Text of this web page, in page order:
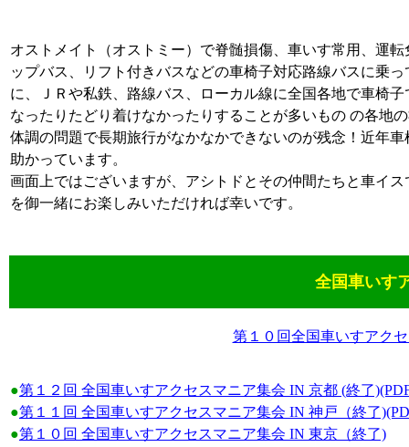
オストメイト（オストミー）で脊髄損傷、車いす常用、運
ップバス、リフト付きバスなどの車椅子対応路線バスに乗
に、ＪＲや私鉄、路線バス、ローカル線に全国各地で車椅
なったりたどり着けなかったりすることが多いもの の各地
体調の問題で長期旅行がなかなかできないのが残念！近年
助かっています。
画面上ではございますが、アシトドとその仲間たちと車イ
を御一緒にお楽しみいただければ幸いです。
全国車いす
第１０回全国車いすアク
●第１２回 全国車いすアクセスマニア集会 IN 京都 (終了
●第１１回 全国車いすアクセスマニア集会 IN 神戸（終了
●第１０回 全国車いすアクセスマニア集会 IN 東京（終了)